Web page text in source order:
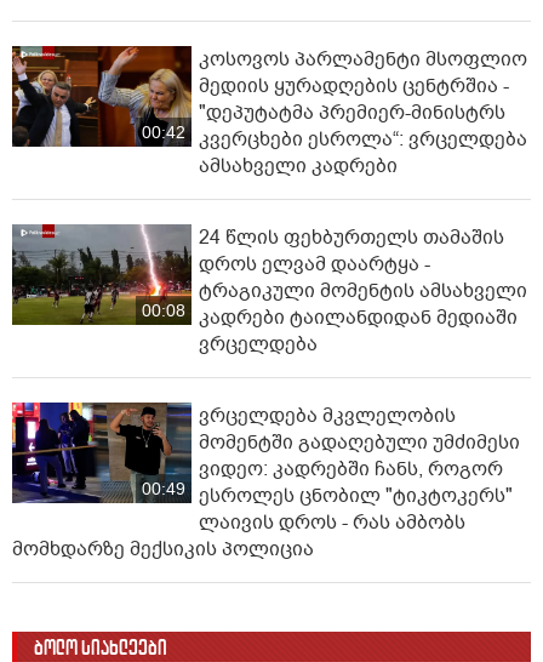
00:42
კოსოვოს პარლამენტი მსოფლიო
მედიის ყურადღების ცენტრშია -
"დეპუტატმა პრემიერ-მინისტრს
კვერცხები ესროლა“: ვრცელდება
ამსახველი კადრები
00:08
24 წლის ფეხბურთელს თამაშის
დროს ელვამ დაარტყა -
ტრაგიკული მომენტის ამსახველი
კადრები ტაილანდიდან მედიაში
ვრცელდება
00:49
ვრცელდება მკვლელობის
მომენტში გადაღებული უმძიმესი
ვიდეო: კადრებში ჩანს, როგორ
ესროლეს ცნობილ "ტიკტოკერს"
ლაივის დროს - რას ამბობს
მომხდარზე მექსიკის პოლიცია
ბოლო სიახლეები